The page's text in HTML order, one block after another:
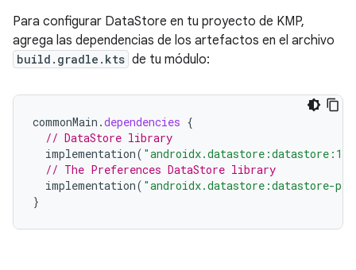
Para configurar DataStore en tu proyecto de KMP,
agrega las dependencias de los artefactos en el archivo
build.gradle.kts de tu módulo:
commonMain .dependencies {
// DataStore library
implementation(
// The Preferences DataStore library
implementation( "androidx.datastore:datastore-
}